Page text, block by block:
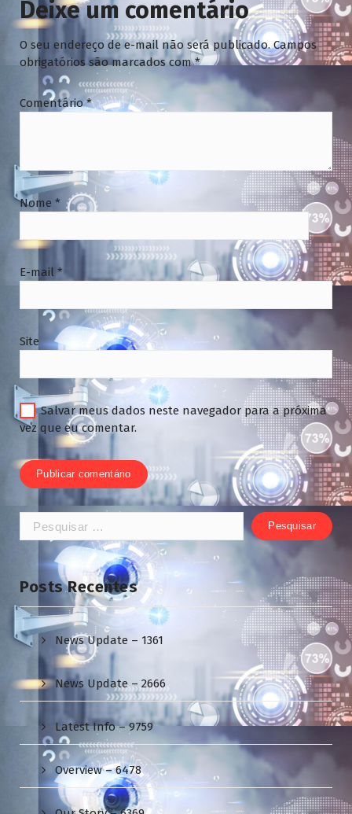
Deixe um comentário
O seu endereço de e-mail não será publicado. Campos
obrigatórios são marcados com*
Comentário*
Nome *
E-mail *
Site
Salvar meus dados neste navegador para a próxima
vez que eu comentar.
Pesquisar
por:
Posts Recentes
News Update – 1361
News Update – 2666
Latest Info – 9759
Overview – 6478